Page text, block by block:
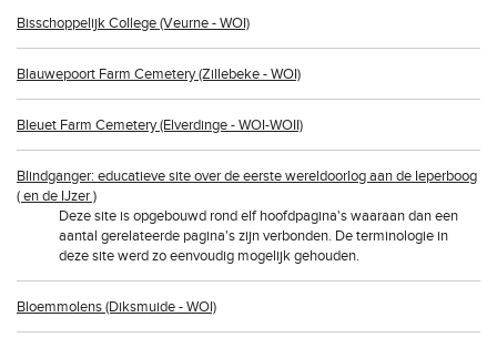
Bisschoppelijk College (Veurne - WOI)
Blauwepoort Farm Cemetery (Zillebeke - WOI)
Bleuet Farm Cemetery (Elverdinge - WOI-WOII)
Blindganger: educatieve site over de eerste wereldoorlog aan de Ieperboog
( en de IJzer )
Deze site is opgebouwd rond elf hoofdpagina's waaraan dan een
aantal gerelateerde pagina's zijn verbonden. De terminologie in
deze site werd zo eenvoudig mogelijk gehouden.
Bloemmolens (Diksmuide - WOI)